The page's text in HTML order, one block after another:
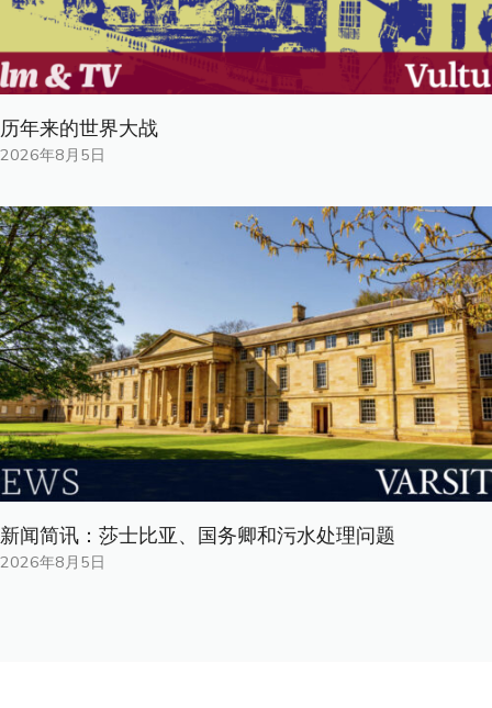
历年来的世界大战
2026年8月5日
新闻简讯：莎士比亚、国务卿和污水处理问题
2026年8月5日